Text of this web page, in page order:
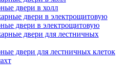
двери в холл
двери в электрощитовую
двери для лестничных клеток